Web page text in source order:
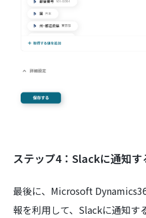
ステップ4：Slackに通知す
最後に、Microsoft
報を利用して、Slackに通知す